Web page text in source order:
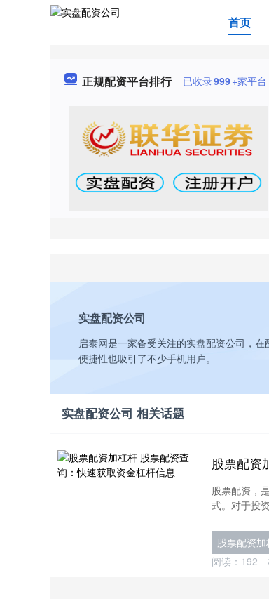
首页
正规配资平台排行 已收录999+家平台
实盘配资公司
启泰网是一家备受关注的实盘配资公司，
便捷性也吸引了不少手机用户。
实盘配资公司 相关话题
股票配资，
式。对于投
股票配资加
阅读： 192